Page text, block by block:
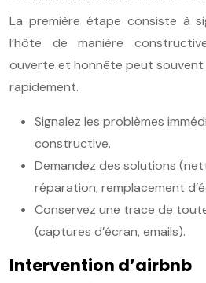
La première étape consiste à
l’hôte de manière
ouverte et honnête peut souvent
rapidement.
Signalez les problèmes
constructive.
Demandez des solutions
réparation, remplacement
Conservez une trace de
(captures d’écran, emails).
Intervention d’airbnb